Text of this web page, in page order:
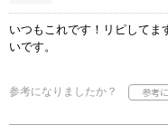
いつもこれです！リピしてま
いです。
参考になりましたか？